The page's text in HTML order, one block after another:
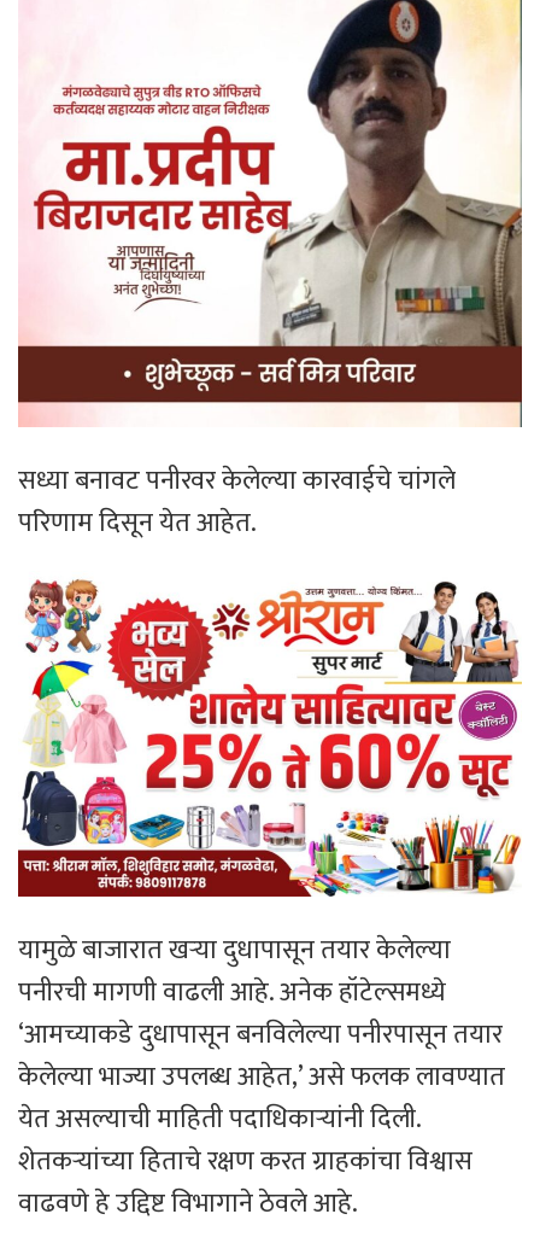
सध्या बनावट पनीरवर केलेल्या कारवाईचे चांगले
परिणाम दिसून येत आहेत.
यामुळे बाजारात खऱ्या दुधापासून तयार केलेल्या
पनीरची मागणी वाढली आहे. अनेक हॉटेल्समध्ये
‘आमच्याकडे दुधापासून बनविलेल्या पनीरपासून तयार
केलेल्या भाज्या उपलब्ध आहेत,’ असे फलक लावण्यात
येत असल्याची माहिती पदाधिकाऱ्यांनी दिली.
शेतकऱ्यांच्या हिताचे रक्षण करत ग्राहकांचा विश्वास
वाढवणे हे उद्दिष्ट विभागाने ठेवले आहे.